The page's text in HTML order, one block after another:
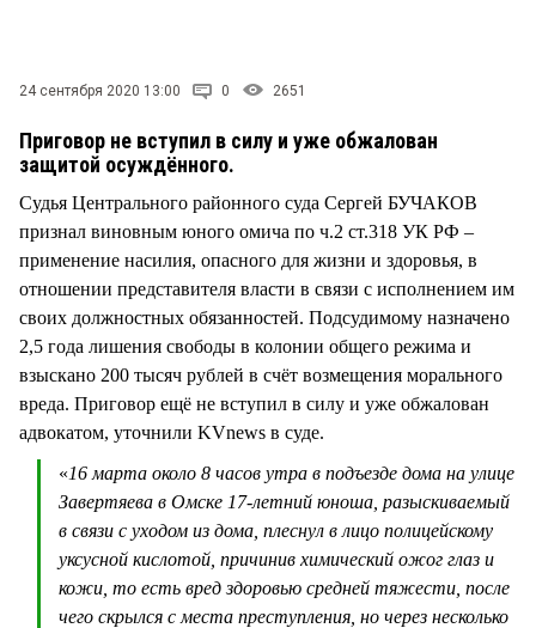
24 сентября 2020 13:00 0 2651
Приговор не вступил в силу и уже обжалован
защитой осуждённого.
Судья Центрального районного суда Сергей БУЧАКОВ
признал виновным юного омича по ч.2 ст.318 УК РФ –
применение насилия, опасного для жизни и здоровья, в
отношении представителя власти в связи с исполнением им
своих должностных обязанностей. Подсудимому назначено
2,5 года лишения свободы в колонии общего режима и
взыскано 200 тысяч рублей в счёт возмещения морального
вреда. Приговор ещё не вступил в силу и уже обжалован
адвокатом, уточнили KVnews в суде.
«16 марта около 8 часов утра в подъезде дома на улице
Завертяева в Омске 17-летний юноша, разыскиваемый
в связи с уходом из дома, плеснул в лицо полицейскому
уксусной кислотой, причинив химический ожог глаз и
кожи, то есть вред здоровью средней тяжести, после
чего скрылся с места преступления, но через несколько